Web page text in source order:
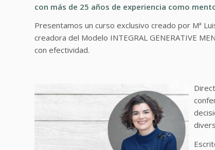
con más de 25 años de experiencia como
Presentamos un curso exclusivo creado por Mª
creadora del Modelo INTEGRAL GENERATIVE
con efectividad.